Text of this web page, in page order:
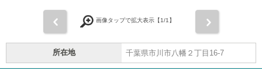
画像タップで拡大表示【1/1】
所在地 千葉県市川市八幡２丁目16-7